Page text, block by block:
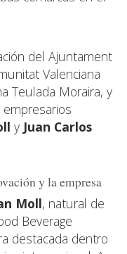
del Ajuntament
Valenciana
Teulada Moraira, y
y Juan Carlos
y la empresa
Moll, natural de
Beverage
destacada dentro